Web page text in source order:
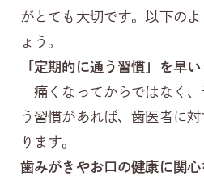
がとても大切です。以下の
ょう。
「定期的に通う習慣」を早
痛くなってからではなく、
う習慣があれば、歯医者に
ります。
歯みがきやお口の健康に関心